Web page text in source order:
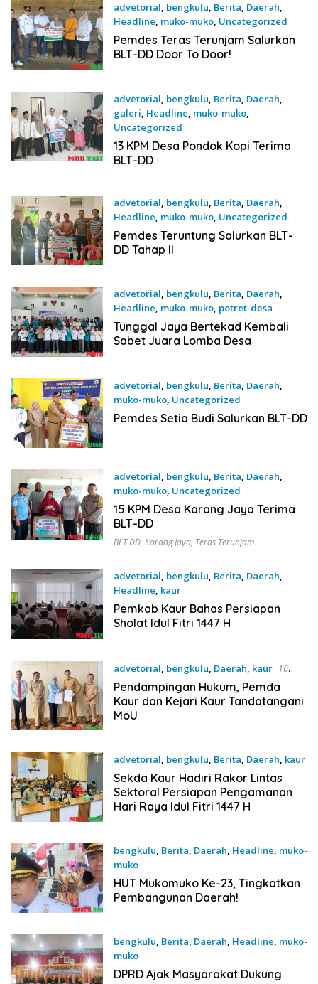
advetorial, bengkulu, Berita, Daerah,
Headline, muko-muko, Uncategorized
17 Juni 2026
Pemdes Teras Terunjam Salurkan
BLT-DD Door To Door!
advetorial, bengkulu, Berita, Daerah,
galeri, Headline, muko-muko,
Uncategorized
17 Juni 2026
13 KPM Desa Pondok Kopi Terima
BLT-DD
advetorial, bengkulu, Berita, Daerah,
Headline, muko-muko, Uncategorized
11 Juni 2026
Pemdes Teruntung Salurkan BLT-
DD Tahap II
advetorial, bengkulu, Berita, Daerah,
Headline, muko-muko, potret-desa
4 Juni 2026
Tunggal Jaya Bertekad Kembali
Sabet Juara Lomba Desa
advetorial, bengkulu, Berita, Daerah,
muko-muko, Uncategorized
26 Mei 2026
Pemdes Setia Budi Salurkan BLT-DD
advetorial, bengkulu, Berita, Daerah,
muko-muko, Uncategorized
22 Mei 2026
15 KPM Desa Karang Jaya Terima
BLT-DD
BLT DD, Karang Jaya, Teras Terunjam
advetorial, bengkulu, Berita, Daerah,
Headline, kaur
11 Maret 2026
Pemkab Kaur Bahas Persiapan
Sholat Idul Fitri 1447 H
advetorial, bengkulu, Daerah, kaur
10
Maret 2026
Pendampingan Hukum, Pemda
Kaur dan Kejari Kaur Tandatangani
MoU
advetorial, bengkulu, Berita, Daerah, kaur
9 Maret 2026
Sekda Kaur Hadiri Rakor Lintas
Sektoral Persiapan Pengamanan
Hari Raya Idul Fitri 1447 H
bengkulu, Berita, Daerah, Headline, muko-
muko
25 Februari 2026
HUT Mukomuko Ke-23, Tingkatkan
Pembangunan Daerah!
bengkulu, Berita, Daerah, Headline, muko-
muko
24 Februari 2026
DPRD Ajak Masyarakat Dukung